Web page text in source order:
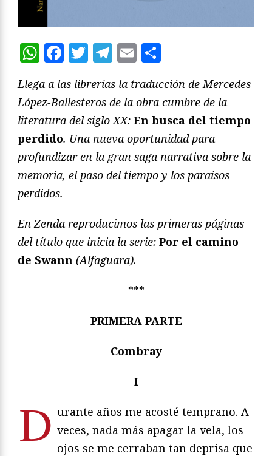
WhatsApp
Facebook
Twitter
Telegram
Email
Llega a las librerías la traducción de Mercedes
López-Ballesteros de la obra cumbre de la
literatura del siglo XX: En busca del tiempo
perdido. Una nueva oportunidad para
profundizar en la gran saga narrativa sobre la
memoria, el paso del tiempo y los paraísos
perdidos.
En Zenda reproducimos las primeras páginas
del título que inicia la serie: Por el camino
de Swann (Alfaguara).
***
PRIMERA PARTE
Combray
I
D urante años me acosté temprano. A
veces, nada más apagar la vela, los
ojos se me cerraban tan deprisa que